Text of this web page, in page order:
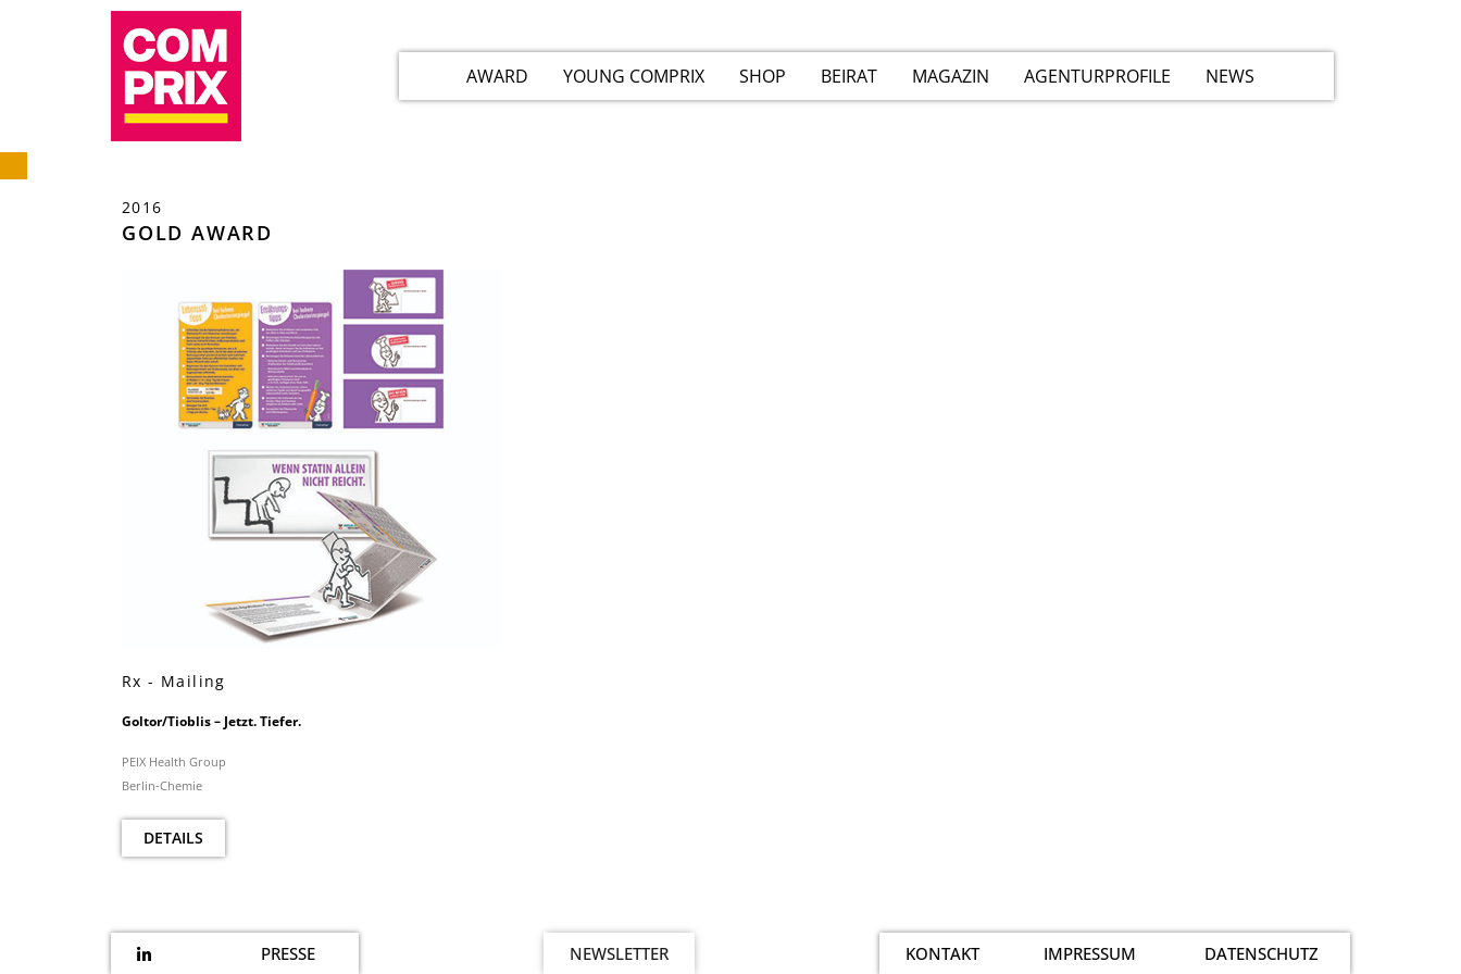
BEIRAT MAGAZIN
AWARD YOUNG COMPRIX SHOP AGENTURPROFILE NEWS
2016
GOLD AWARD
Rx - Mailing
Goltor/Tioblis – Jetzt. Tiefer.
PEIX Health Group
Berlin-Chemie
DETAILS
PRESSE NEWSLETTER KONTAKT IMPRESSUM DATENSCHUTZ